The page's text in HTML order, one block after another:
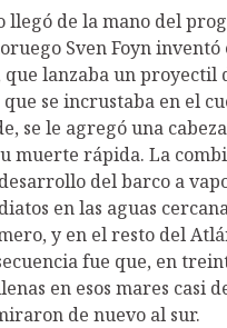
de la mano del
Sven Foyn inventó
lanzaba un proyectil
se incrustaba en el
se le agregó una
muerte rápida. La
del barco a
en las aguas
y en el resto del
fue que, en
en esos mares casi
de nuevo al sur.